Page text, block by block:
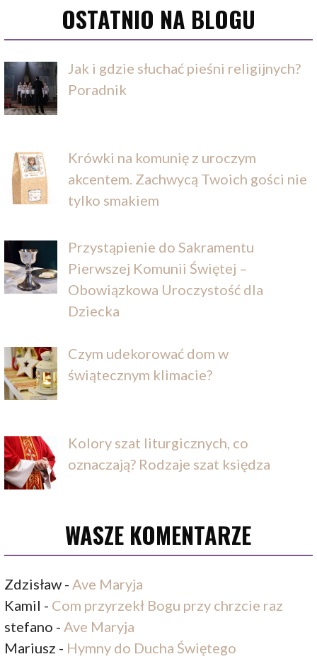
OSTATNIO NA BLOGU
Jak i gdzie słuchać pieśni religijnych?
Poradnik
Krówki na komunię z uroczym
akcentem. Zachwycą Twoich gości nie
tylko smakiem
Przystąpienie do Sakramentu
Pierwszej Komunii Świętej –
Obowiązkowa Uroczystość dla
Dziecka
Czym udekorować dom w
świątecznym klimacie?
Kolory szat liturgicznych, co
oznaczają? Rodzaje szat księdza
WASZE KOMENTARZE
Zdzisław - Ave Maryja
Kamil - Com przyrzekł Bogu przy chrzcie raz
stefano - Ave Maryja
Mariusz - Hymny do Ducha Świętego